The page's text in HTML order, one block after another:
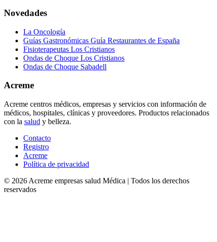
Novedades
La Oncología
Guías Gastronómicas Guía Restaurantes de España
Fisioterapeutas Los Cristianos
Ondas de Choque Los Cristianos
Ondas de Choque Sabadell
Acreme
Acreme centros médicos, empresas y servicios con información de
médicos, hospitales, clínicas y proveedores. Productos relacionados
con la salud y belleza.
Contacto
Registro
Acreme
Política de privacidad
© 2026 Acreme empresas salud Médica | Todos los derechos
reservados